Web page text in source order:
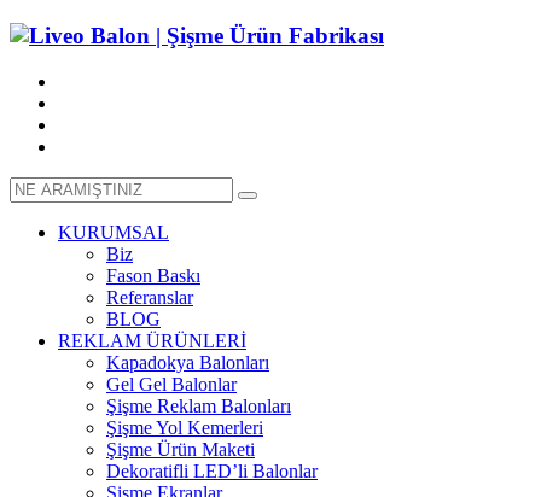
KURUMSAL
Biz
Fason Baskı
Referanslar
BLOG
REKLAM ÜRÜNLERİ
Kapadokya Balonları
Gel Gel Balonlar
Şişme Reklam Balonları
Şişme Yol Kemerleri
Şişme Ürün Maketi
Dekoratifli LED’li Balonlar